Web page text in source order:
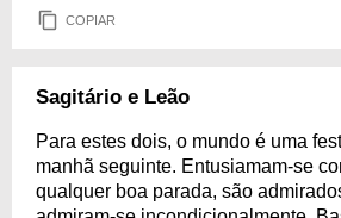
COPIAR
Sagitário e Leão
Para estes dois, o mundo é uma
manhã seguinte. Entusiamam-se
qualquer boa parada, são